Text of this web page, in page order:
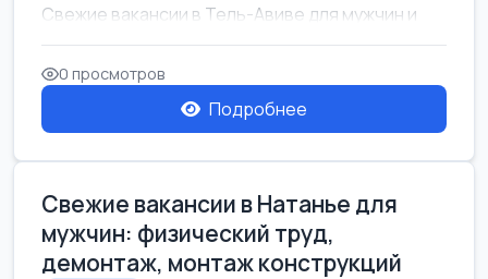
Свежие вакансии в Тель-Авиве для мужчин и
женщин от хозя...
0 просмотров
Подробнее
Свежие вакансии в Натанье для
мужчин: физический труд,
демонтаж, монтаж конструкций